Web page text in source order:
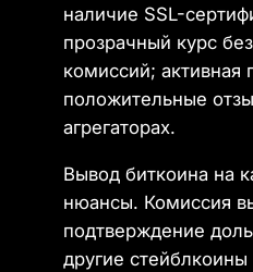
наличие SSL-
прозрачный курс
комиссий; активная
положительные
агрегаторах.
Вывод биткоина на
нюансы. Комиссия
подтверждение
другие